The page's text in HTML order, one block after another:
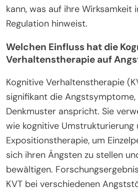
kann, was auf ihre Wirksamkeit
Regulation hinweist.
Welchen Einfluss hat die
Verhaltenstherapie auf
Kognitive Verhaltenstherapie
signifikant die
Denkmuster anspricht. Sie
wie kognitive Umstrukturierung
Expositionstherapie, um
sich ihren Ängsten zu stellen
bewältigen.
KVT bei verschiedenen